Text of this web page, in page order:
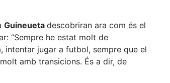
Guineueta descobriran ara com és el
“Sempre he estat molt de
intentar jugar a futbol, sempre que el
amb transicions. És a dir, de
Alguns
components
tècnics del
nostre lloc web
emmagatzemen